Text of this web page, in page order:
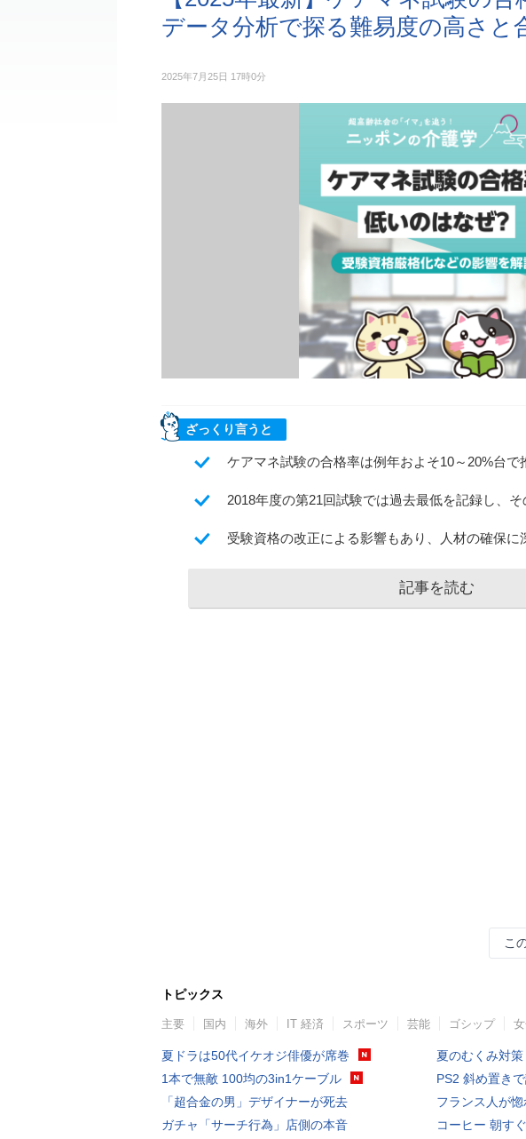
データ分析で探る難易度の高さと
2025年7月25日 17時0分
ざっくり言うと
ケアマネ試験の合格率は例年およそ10～20%台で
2018年度の第21回試験では過去最低を記録し、
受験資格の改正による影響もあり、人材の確保に
記事を読む
こ
トピックス
主要 国内 海外 IT 経済 スポーツ 芸能 ゴシップ
夏ドラは50代イケオジ俳優が席巻
1本で無敵 100均の3in1ケーブル
「超合金の男」デザイナーが死去
ガチャ「サーチ行為」店側の本音
夏のむくみ対
PS2 斜め置き
フランス人が
コーヒー 朝す